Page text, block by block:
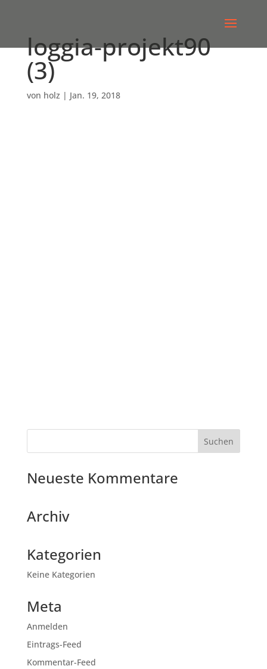
loggia-projekt90
(3)
von holz | Jan. 19, 2018
Neueste Kommentare
Archiv
Kategorien
Keine Kategorien
Meta
Anmelden
Eintrags-Feed
Kommentar-Feed